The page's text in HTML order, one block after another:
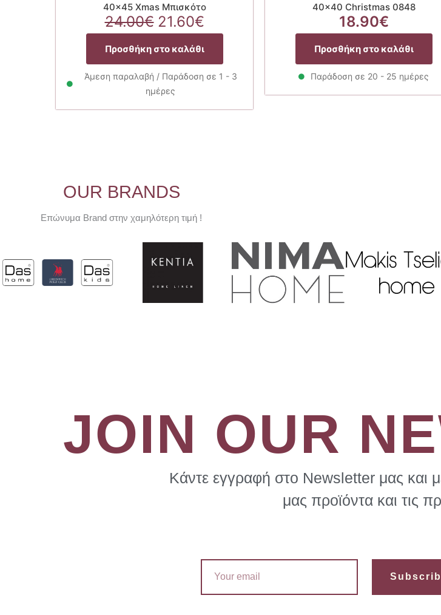
40×45 Xmas Μπισκότο
24.00€ Original
price
was:
24.00€.
21.60€Η
τρέχουσα
τιμή
είναι:
21.60€.
Προσθήκη στο καλάθι
Άμεση παραλαβή / Παράδοση σε 1 - 3
ημέρες
40×40 Christmas 0848
18.90€
Προσθήκη στο καλάθι
Παράδοση σε 20 - 25 ημέρες
OUR BRANDS
Επώνυμα Brand στην χαμηλότερη τιμή !
JOIN OUR
Κάντε εγγραφή στο Newsletter μας και
μας προϊόντα και τις